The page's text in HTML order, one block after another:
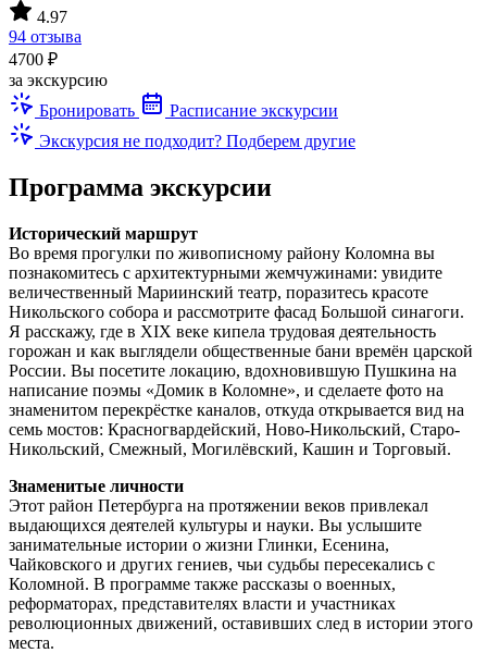
4.97
94 отзыва
4700 ₽
за экскурсию
Бронировать
Расписание экскурсии
Экскурсия не подходит? Подберем другие
Программа экскурсии
Исторический маршрут
Во время прогулки по живописному району Коломна вы
познакомитесь с архитектурными жемчужинами: увидите
величественный Мариинский театр, поразитесь красоте
Никольского собора и рассмотрите фасад Большой синагоги.
Я расскажу, где в XIX веке кипела трудовая деятельность
горожан и как выглядели общественные бани времён царской
России. Вы посетите локацию, вдохновившую Пушкина на
написание поэмы «Домик в Коломне», и сделаете фото на
знаменитом перекрёстке каналов, откуда открывается вид на
семь мостов: Красногвардейский, Ново-Никольский, Старо-
Никольский, Смежный, Могилёвский, Кашин и Торговый.
Знаменитые личности
Этот район Петербурга на протяжении веков привлекал
выдающихся деятелей культуры и науки. Вы услышите
занимательные истории о жизни Глинки, Есенина,
Чайковского и других гениев, чьи судьбы пересекались с
Коломной. В программе также рассказы о военных,
реформаторах, представителях власти и участниках
революционных движений, оставивших след в истории этого
места.